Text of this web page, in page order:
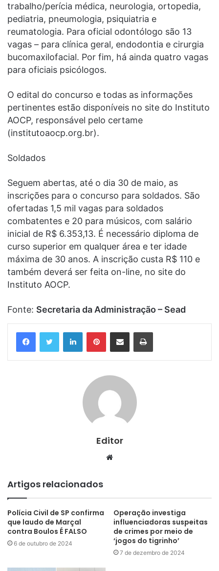
trabalho/perícia médica, neurologia, ortopedia,
pediatria, pneumologia, psiquiatria e
reumatologia. Para oficial odontólogo são 13
vagas – para clínica geral, endodontia e cirurgia
bucomaxilofacial. Por fim, há ainda quatro vagas
para oficiais psicólogos.
O edital do concurso e todas as informações
pertinentes estão disponíveis no site do Instituto
AOCP, responsável pelo certame
(institutoaocp.org.br).
Soldados
Seguem abertas, até o dia 30 de maio, as
inscrições para o concurso para soldados. São
ofertadas 1,5 mil vagas para soldados
combatentes e 20 para músicos, com salário
inicial de R$ 6.353,13. É necessário diploma de
curso superior em qualquer área e ter idade
máxima de 30 anos. A inscrição custa R$ 110 e
também deverá ser feita on-line, no site do
Instituto AOCP.
Fonte: Secretaria da Administração – Sead
LinkedinPinterestCompartilhar via e-mail Imprimir
Editor
Website
Artigos relacionados
Polícia Civil de SP confirma
que laudo de Marçal
contra Boulos É FALSO
6 de outubro de 2024
Operação investiga
influenciadoras suspeitas
de crimes por meio de
‘jogos do tigrinho’
7 de dezembro de 2024